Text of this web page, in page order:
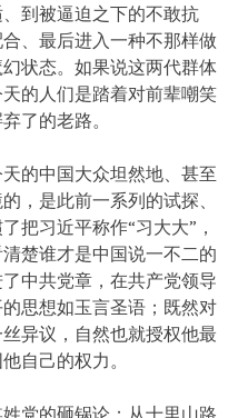
到被逼迫之下的不敢抗
、最后进入一种不那样做
状态。如果说这两代群体
的人们是踏着对前辈嘲笑
了的老路。
的中国大众坦然地、甚至
，是此前一系列的试探、
把习近平称作“习大大”，
楚谁才是中国说一不二的
中共党章，在共产党领导
思想如玉言圣语；既然对
异议，自然也就授权他最
自己的权力。
党的砸锅论；从十里山路